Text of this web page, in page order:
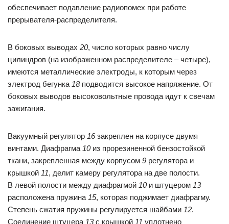
обеспечивает подавление радиопомех при работе
прерывателя-распределителя.
В боковых выводах 20, число которых равно числу
цилиндров (на изображенном распределителе – четыре),
имеются металлические электроды, к которым через
электрод бегунка 18подводится высокое напряжение. От
боковых выводов высоковольтные провода идут к свечам
зажигания.
Вакуумный регулятор 16закреплен на корпусе двумя
винтами. Диафрагма 10из прорезиненной бензостойкой
ткани, закрепленная между корпусом 9 регулятора и
крышкой 11, делит камеру регулятора на две полости.
В левой полости между диафрагмой 10и штуцером 13
расположена пружина 15, которая поджимает диафрагму.
Степень сжатия пружины регулируется шайбами 12.
Соединение штуцера 13с крышкой 11 уплотнено